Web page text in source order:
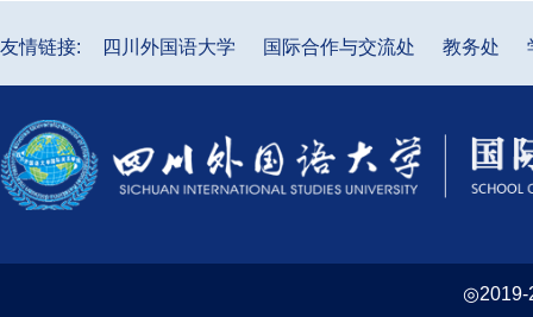
友情链接: 四川外国语大学 国际合作与交流处 教务处
◎2019-